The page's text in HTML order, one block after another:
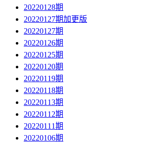
20220128期
20220127期加更版
20220127期
20220126期
20220125期
20220120期
20220119期
20220118期
20220113期
20220112期
20220111期
20220106期